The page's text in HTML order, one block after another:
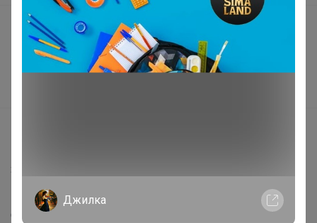
Подарочные сертификаты
Реклама на сайте
Поставщикам
Защита покупателя
Помощь
О нас
Джилка